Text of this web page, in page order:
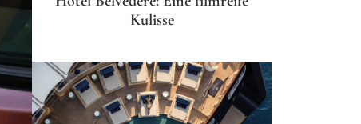
Kulisse